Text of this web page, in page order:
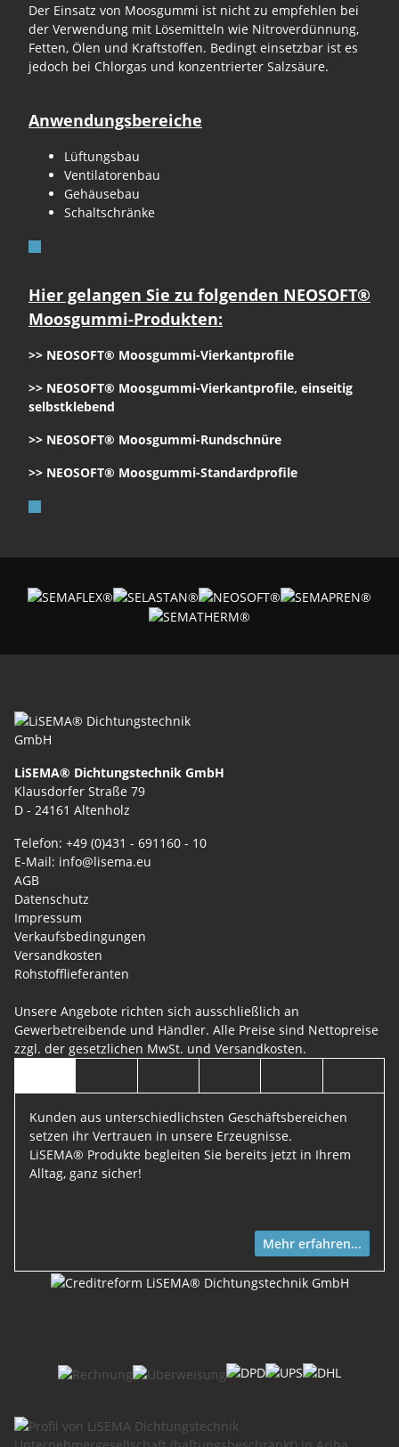
Der Einsatz von Moosgummi ist nicht zu empfehlen bei
der Verwendung mit Lösemitteln wie Nitroverdünnung,
Fetten, Ölen und Kraftstoffen. Bedingt einsetzbar ist es
jedoch bei Chlorgas und konzentrierter Salzsäure.
Anwendungsbereiche
Lüftungsbau
Ventilatorenbau
Gehäusebau
Schaltschränke
Hier gelangen Sie zu folgenden NEOSOFT®
Moosgummi-Produkten:
>> NEOSOFT® Moosgummi-Vierkantprofile
>> NEOSOFT® Moosgummi-Vierkantprofile, einseitig
selbstklebend
>> NEOSOFT® Moosgummi-Rundschnüre
>> NEOSOFT® Moosgummi-Standardprofile
LiSEMA® Dichtungstechnik GmbH
Klausdorfer Straße 79
D - 24161 Altenholz
Telefon: +49 (0)431 - 691160 - 10
E-Mail: info@lisema.eu
AGB
Datenschutz
Impressum
Verkaufsbedingungen
Versandkosten
Rohstofflieferanten
Unsere Angebote richten sich ausschließlich an
Gewerbetreibende und Händler. Alle Preise sind Nettopreise
zzgl. der gesetzlichen MwSt. und Versandkosten.
Kunden aus unterschiedlichsten Geschäftsbereichen
setzen ihr Vertrauen in unsere Erzeugnisse.
LiSEMA® Produkte begleiten Sie bereits jetzt in Ihrem
Alltag, ganz sicher!
Mehr erfahren...